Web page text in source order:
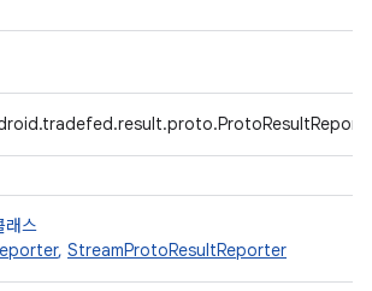
래스
, StreamProtoResultReporter